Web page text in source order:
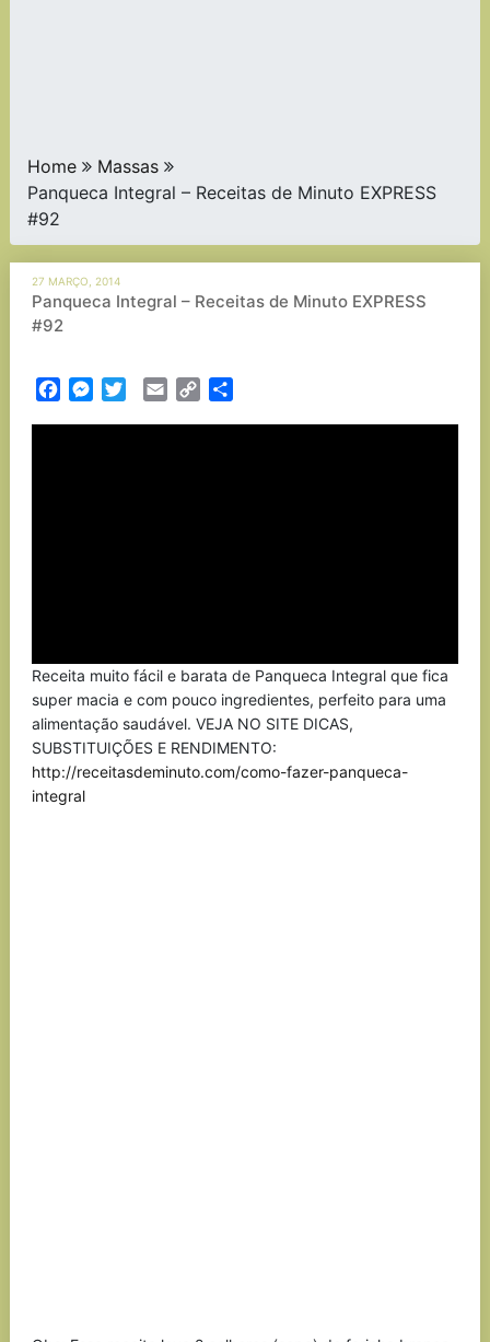
Home
Massas
Panqueca Integral – Receitas de Minuto EXPRESS
#92
27 MARÇO, 2014
Panqueca Integral – Receitas de Minuto EXPRESS
#92
FacebookMessenger
TwitterEmail Copy
Receita muito fácil e barata de Panqueca Integral que fica
super macia e com pouco ingredientes, perfeito para uma
alimentação saudável. VEJA NO SITE DICAS,
SUBSTITUIÇÕES E RENDIMENTO:
http://receitasdeminuto.com/como-fazer-panqueca-
integral